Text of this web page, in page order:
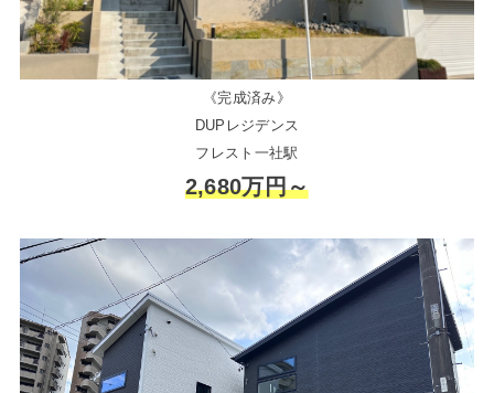
《完成済み》
DUPレジデンス
フレスト一社駅
2,680万円～